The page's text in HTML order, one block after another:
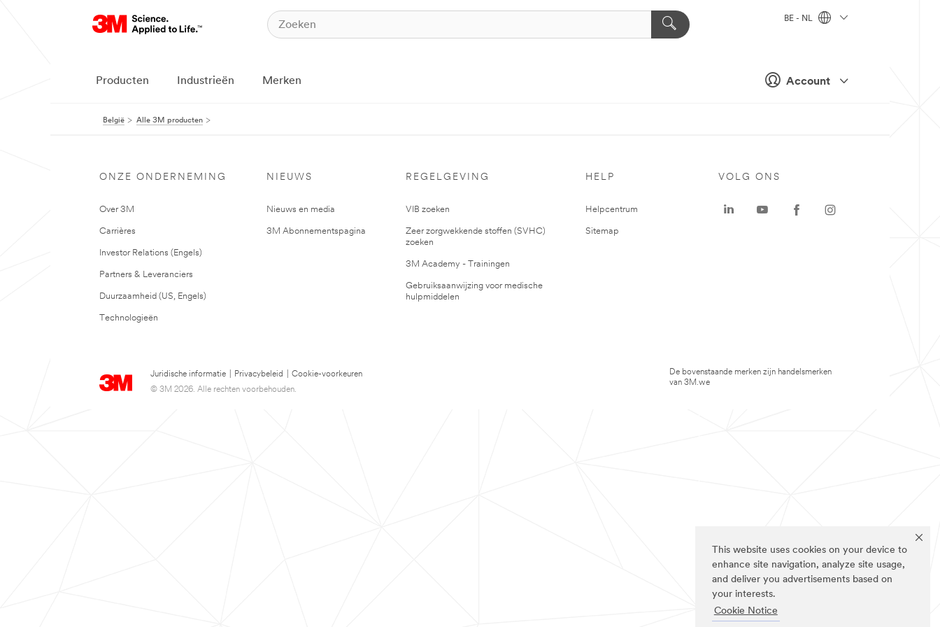
This website uses cookies on your device to
enhance site navigation, analyze site usage,
and deliver you advertisements based on
your interests.
Cookie Notice
Account
BE - NL
Producten Industrieën Merken
België Alle 3M producten
ONZE ONDERNEMING
Over 3M
Carrières
Investor Relations (Engels)
Partners & Leveranciers
Duurzaamheid (US, Engels)
Technologieën
NIEUWS
Nieuws en media
3M Abonnementspagina
REGELGEVING
VIB zoeken
Zeer zorgwekkende stoffen (SVHC)
zoeken
3M Academy - Trainingen
Gebruiksaanwijzing voor medische
hulpmiddelen
HELP
Helpcentrum
Sitemap
Juridische informatie Privacybeleid
Cookie-voorkeuren
© 3M 2026. Alle rechten voorbehouden.
VOLG ONS
De bovenstaande merken zijn handelsmerken
van 3M.we